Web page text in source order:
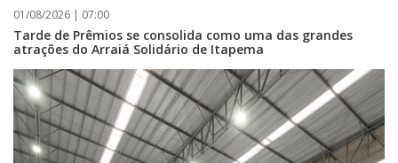
07/08/2026 | 07:00
Itapema se destaca no IDEB e conquista melhor resultado da região
01/08/2026 | 07:00
Tarde de Prêmios se consolida como uma das grandes
atrações do Arraiá Solidário de Itapema